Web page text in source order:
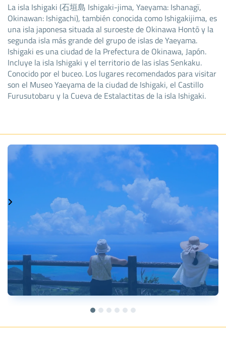
La isla Ishigaki (石垣島 Ishigaki-jima, Yaeyama: Ishanagï,
Okinawan: Ishigachi), también conocida como Ishigakijima, es
una isla japonesa situada al suroeste de Okinawa Hontō y la
segunda isla más grande del grupo de islas de Yaeyama.
Ishigaki es una ciudad de la Prefectura de Okinawa, Japón.
Incluye la isla Ishigaki y el territorio de las islas Senkaku.
Conocido por el buceo. Los lugares recomendados para visitar
son el Museo Yaeyama de la ciudad de Ishigaki, el Castillo
Furusutobaru y la Cueva de Estalactitas de la isla Ishigaki.